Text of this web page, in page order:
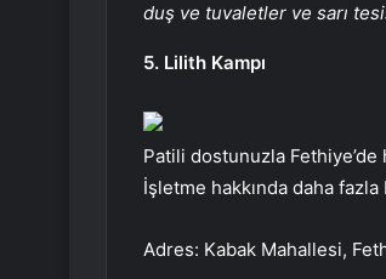
duş ve tuvaletler ve sarı
5. Lilith Kampı
Patili dostunuzla
İşletme hakkında daha
Adres: Kabak Mahallesi,